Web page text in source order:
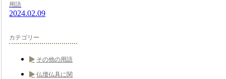
用語
2024.02.09
カテゴリー
その他の用語
仏壇仏具に関